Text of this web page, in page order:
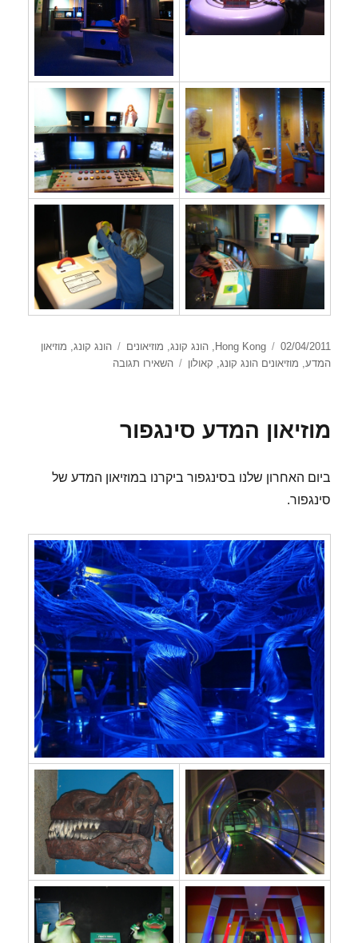
פורסם
בתאריך
02/04/2011 קטגוריות
Hong Kong
,הונג קונג, מוזיאונים תגיות
הונג קונג, מוזיאון
המדע, מוזיאונים הונג קונג, קאולון השאירו תגובה
מוזיאון המדע סינגפור
ביום האחרון שלנו בסינגפור ביקרנו במוזיאון המדע של
סינגפור.